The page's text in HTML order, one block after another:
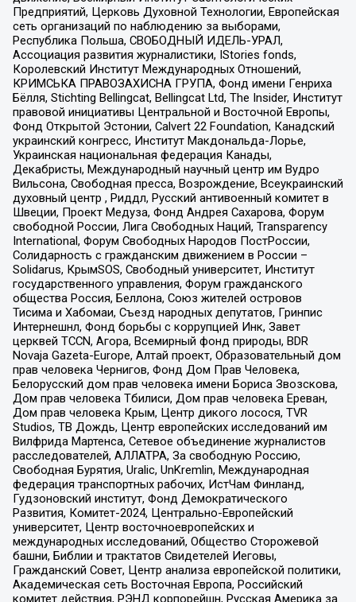
Предприятий, Церковь Духовной Технологии, Европейская
сеть организаций по наблюдению за выборами,
Республика Польша, СВОБОДНЫЙ ИДЕЛЬ-УРАЛ,
Ассоциация развития журналистики, IStories fonds,
Королевский Институт Международных Отношений,
КРИМСЬКА ПРАВОЗАХИСНА ГРУПА, Фонд имени Генриха
Бёлля, Stichting Bellingcat, Bellingcat Ltd, The Insider, Институт
правовой инициативы Центральной и Восточной Европы,
Фонд Открытой Эстонии, Calvert 22 Foundation, Канадский
украинский конгресс, Институт Макдональда-Лорье,
Украинская национальная федерация Канады,
Декабристы, Международный научный центр им Вудро
Вильсона, Свободная пресса, Возрождение, Всеукраинский
духовный центр , Риддл, Русский антивоенный комитет в
Швеции, Проект Медуза, Фонд Андрея Сахарова, Форум
свободной России, Лига Свободных Наций, Transparеncy
International, Форум Свободных Народов ПостРоссии,
Солидарность с гражданским движением в России –
Solidarus, КрымSOS, Свободный университет, Институт
государственного управления, Форум гражданского
общества Россия, Беллона, Союз жителей островов
Тисима и Хабомаи, Съезд народных депутатов, Гринпис
Интернешнл, Фонд борьбы с коррупцией Инк, Завет
церквей TCCN, Агора, Всемирный фонд природы, BDR
Novaja Gazeta-Europe, Алтай проект, Образовательный дом
прав человека Чернигов, Фонд Дом Прав Человека,
Белорусский дом прав человека имени Бориса Звозскова,
Дом прав человека Тбилиси, Дом прав человека Ереван,
Дом прав человека Крым, Центр дикого лосося, TVR
Studios, ТВ Дождь, Центр европейских исследований им
Вилфрида Мартенса, Сетевое объединение журналистов
расследователей, АЛЛАТРА, За свободную Россию,
Свободная Бурятия, Uralic, UnKremlin, Международная
федерация транспортных рабочих, ИстЧам Финланд,
Гудзоновский институт, Фонд Демократического
Развития, Комитет-2024, Центрально-Европейский
университет, Центр восточноевропейских и
международных исследований, Общество Сторожевой
башни, Библии и трактатов Свидетелей Иеговы,
Гражданский Совет, Центр анализа европейской политики,
Академическая сеть Восточная Европа, Российский
комитет действия, РЭНД корпорейшн, Русская Америка за